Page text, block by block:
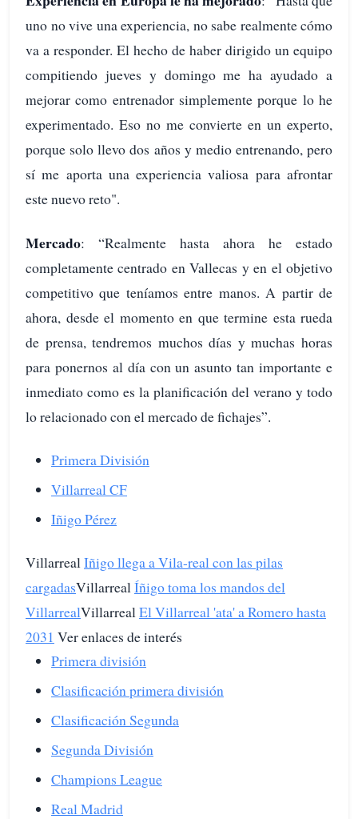
uno no vive una experiencia, no sabe realmente cómo
va a responder. El hecho de haber dirigido un equipo
compitiendo jueves y domingo me ha ayudado a
mejorar como entrenador simplemente porque lo he
experimentado. Eso no me convierte en un experto,
porque solo llevo dos años y medio entrenando, pero
sí me aporta una experiencia valiosa para afrontar
este nuevo reto".
Mercado: “Realmente hasta ahora he estado
completamente centrado en Vallecas y en el objetivo
competitivo que teníamos entre manos. A partir de
ahora, desde el momento en que termine esta rueda
de prensa, tendremos muchos días y muchas horas
para ponernos al día con un asunto tan importante e
inmediato como es la planificación del verano y todo
lo relacionado con el mercado de fichajes”.
Primera División
Villarreal CF
Iñigo Pérez
VillarrealIñigo llega a Vila-real con las pilas
cargadasVillarrealÍñigo toma los mandos del
VillarrealVillarrealEl Villarreal 'ata' a Romero hasta
2031 Ver enlaces de interés
Primera división
Clasificación primera división
Clasificación Segunda
Segunda División
Champions League
Real Madrid